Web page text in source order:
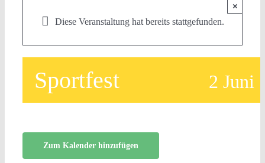
Diese Veranstaltung hat bereits stattgefunden.
×
Sportfest 2 Juni
Zum Kalender hinzufügen